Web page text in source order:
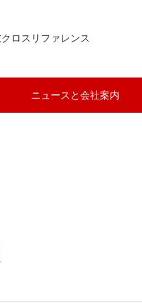
クロスリファレンス
ニュースと会社案内